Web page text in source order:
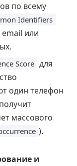
по всему
Identifiers
или
Score для
один телефон
массового
).
и